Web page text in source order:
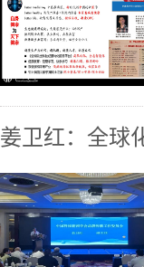
姜卫红：全球